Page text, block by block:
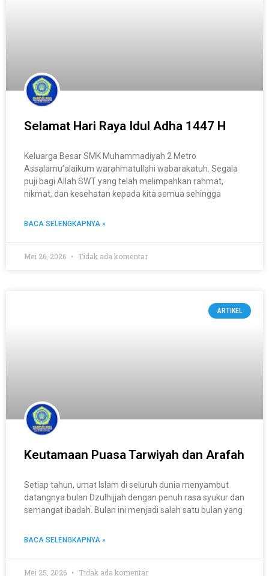
Selamat Hari Raya Idul Adha 1447 H
Keluarga Besar SMK Muhammadiyah 2 Metro
Assalamu’alaikum warahmatullahi wabarakatuh. Segala
puji bagi Allah SWT yang telah melimpahkan rahmat,
nikmat, dan kesehatan kepada kita semua sehingga
BACA SELENGKAPNYA »
Mei 26, 2026 Tidak ada komentar
ARTIKEL
Keutamaan Puasa Tarwiyah dan Arafah
Setiap tahun, umat Islam di seluruh dunia menyambut
datangnya bulan Dzulhijjah dengan penuh rasa syukur dan
semangat ibadah. Bulan ini menjadi salah satu bulan yang
BACA SELENGKAPNYA »
Mei 25, 2026 Tidak ada komentar